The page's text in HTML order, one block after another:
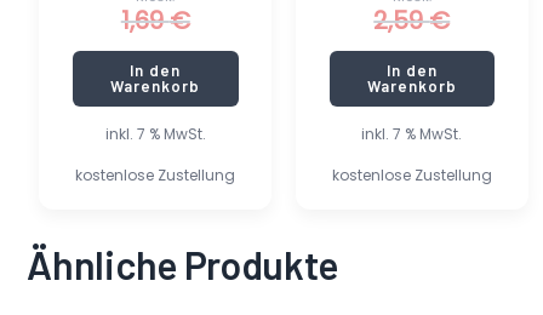
inkl. 7 % MwSt.
kostenlose Zustellung
1,69€
In den
Warenkorb
inkl. 7 % MwSt.
kostenlose Zustellung
2,59€
In den
Warenkorb
Ähnliche Produkte